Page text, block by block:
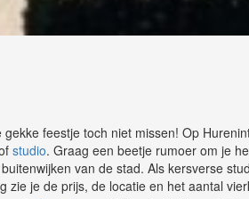
feestje toch niet missen! Op
studio. Graag een beetje rumoer om je
van de stad. Als kersverse
je de prijs, de locatie en het aantal